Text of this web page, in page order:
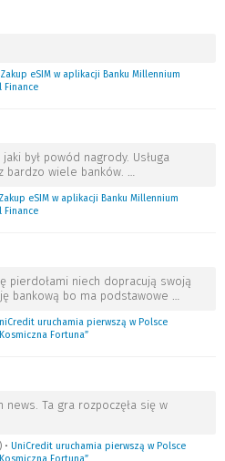
Zakup eSIM w aplikacji Banku Millennium
Finance
był powód nagrody. Usługa
bardzo wiele banków. …
Zakup eSIM w aplikacji Banku Millennium
Finance
pierdołami niech dopracują swoją
bankową bo ma podstawowe …
uruchamia pierwszą w Polsce
Fortuna”
news. Ta gra rozpoczęła się w
• UniCredit uruchamia pierwszą w Polsce